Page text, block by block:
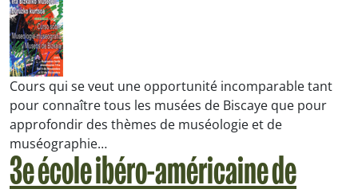
Cours qui se veut une opportunité incomparable tant
pour connaître tous les musées de Biscaye que pour
approfondir des thèmes de muséologie et de
muséographie…
3e école ibéro-américaine de